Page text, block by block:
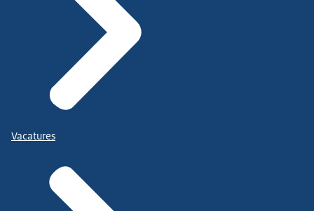
Vacatures